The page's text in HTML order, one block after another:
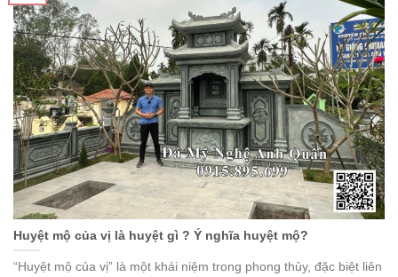
Huyệt mộ của vị là huyệt gì ? Ý nghĩa huyệt mộ?
“Huyệt mộ của vị” là một khái niệm trong phong thủy, đặc biệt liên